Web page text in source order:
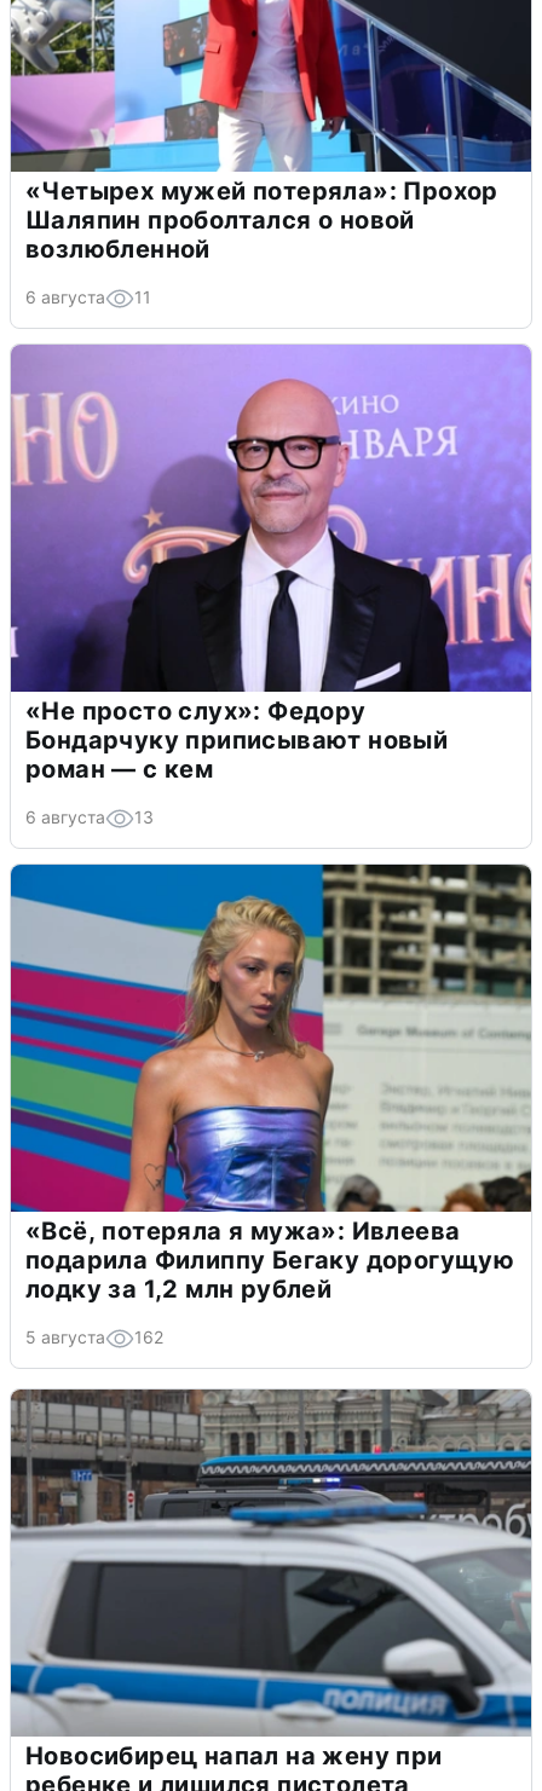
«Четырех мужей потеряла»: Прохор
Шаляпин проболтался о новой
возлюбленной
6 августа 11
«Не просто слух»: Федору
Бондарчуку приписывают новый
роман — с кем
6 августа 13
«Всё, потеряла я мужа»: Ивлеева
подарила Филиппу Бегаку дорогущую
лодку за 1,2 млн рублей
5 августа 162
Новосибирец напал на жену при
ребенке и лишился пистолета